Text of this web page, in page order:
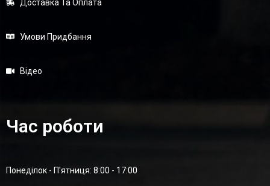
Доставка Та Оплата
Умови Придбання
Відео
Час роботи
Понеділок - П'ятниця: 8:00 - 17:00